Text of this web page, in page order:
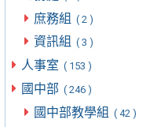
庶務組 ( 2 )
資訊組 ( 3 )
人事室 ( 153 )
國中部 ( 246 )
國中部教學組 ( 42 )